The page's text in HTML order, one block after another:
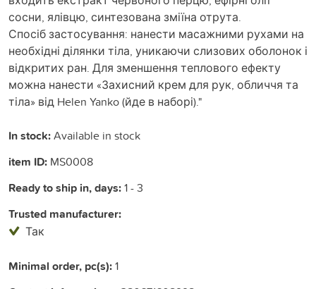
сосни, ялівцю, синтезована зміїна отрута.
Спосіб застосування: нанести масажними рухами на
необхідні ділянки тіла, уникаючи слизових оболонок і
відкритих ран. Для зменшення теплового ефекту
можна нанести «Захисний крем для рук, обличчя та
тіла» від Helen Yanko (йде в наборі)."
In stock:Available in stock
item ID: MS0008
Ready to ship in, days:1 - 3
Trusted manufacturer:
Так
Minimal order, pc(s):1